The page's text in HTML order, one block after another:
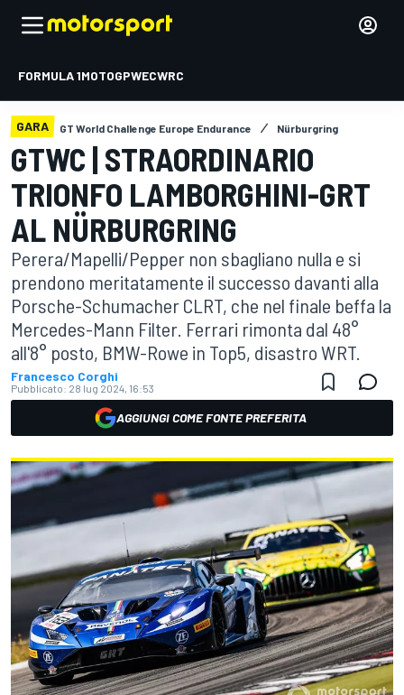
FORMULA 1MOTOGPWECWRC
GARA GT World Challenge Europe Endurance Nürburgring
GTWC | STRAORDINARIO
TRIONFO LAMBORGHINI-GRT
AL NÜRBURGRING
Perera/Mapelli/Pepper non sbagliano nulla e si
prendono meritatamente il successo davanti alla
Porsche-Schumacher CLRT, che nel finale beffa la
Mercedes-Mann Filter. Ferrari rimonta dal 48°
all'8° posto, BMW-Rowe in Top5, disastro WRT.
Francesco Corghi
Pubblicato: 28 lug 2024, 16:53
AGGIUNGI COME FONTE PREFERITA